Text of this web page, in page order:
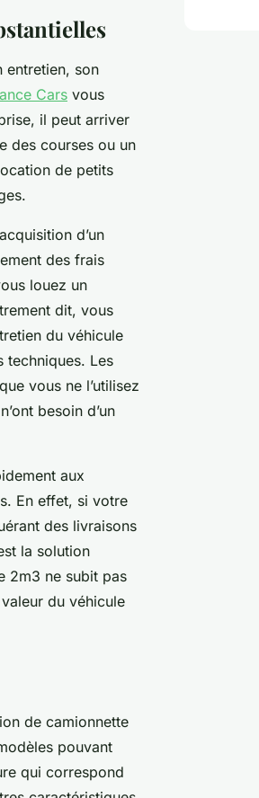
entretien, son
Cars vous
il peut arriver
des courses ou un
de petits
d’un
des frais
louez un
dit, vous
du véhicule
techniques. Les
vous ne l’utilisez
besoin d’un
aux
En effet, si votre
des livraisons
la solution
2m3 ne subit pas
du véhicule
de camionnette
pouvant
qui correspond